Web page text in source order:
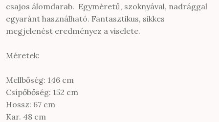
csajos álomdarab. Egyméretű, szoknyával, nadrággal
egyaránt használható. Fantasztikus, sikkes
megjelenést eredményez a viselete.
Méretek:
Mellbőség: 146 cm
Csípőbőség: 152 cm
Hossz: 67 cm
Kar. 48 cm